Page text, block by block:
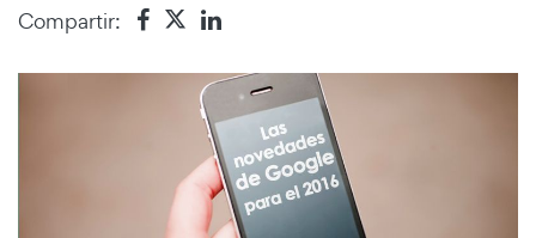
Compartir: